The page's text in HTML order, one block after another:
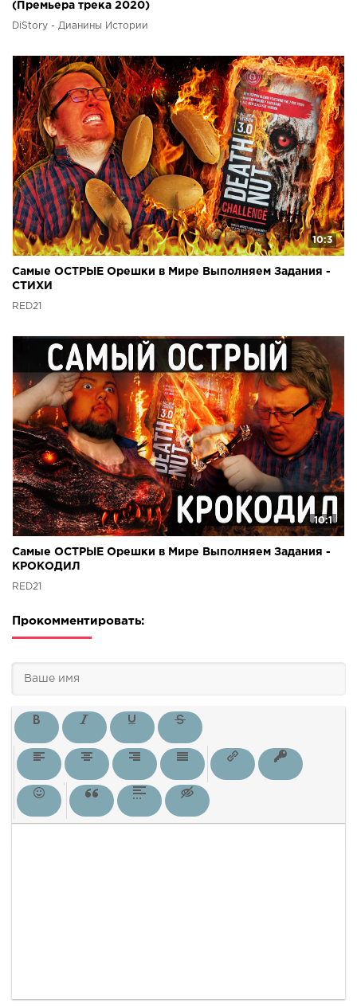
(Премьера трека 2020)
DiStory - Дианины Истории
10:3
Самые ОСТРЫЕ Орешки в Мире Выполняем Задания -
СТИХИ
RED21
10:1
Самые ОСТРЫЕ Орешки в Мире Выполняем Задания -
КРОКОДИЛ
RED21
Прокомментировать: